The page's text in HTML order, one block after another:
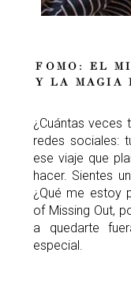
FOMO: EL
Y LA MAGIA
¿Cuántas veces
redes sociales:
ese viaje que
hacer. Sientes
¿Qué me estoy
of Missing Out,
a quedarte
especial.